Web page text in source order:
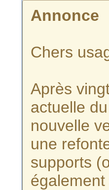
Annonce
Chers
Après
actuelle
nouvelle
une
supports